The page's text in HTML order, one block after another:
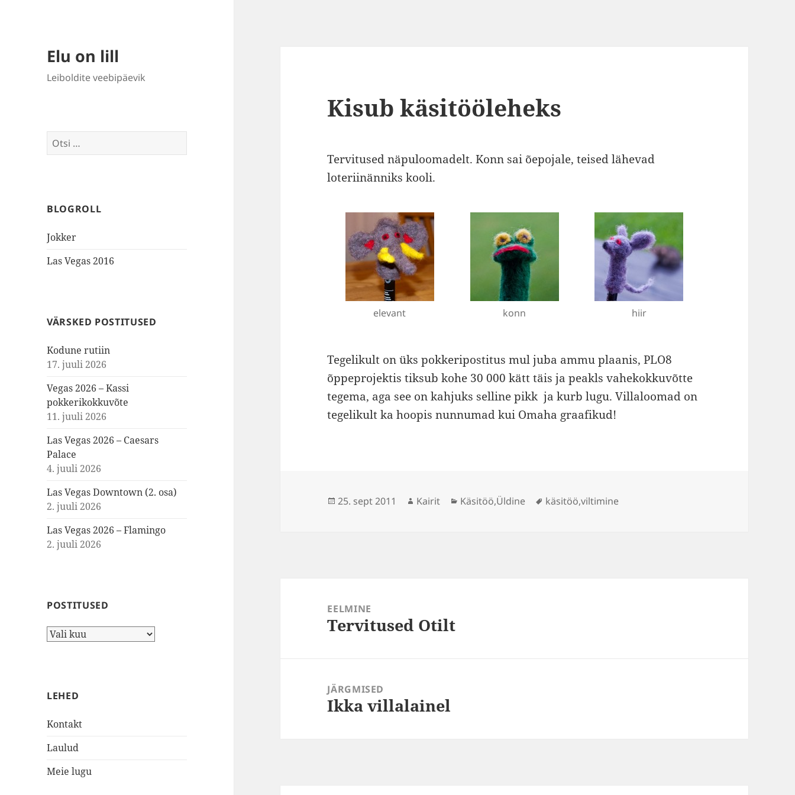
Elu on lill
Leiboldite veebipäevik
Otsi:
BLOGROLL
Jokker
Las Vegas 2016
VÄRSKED POSTITUSED
Kodune rutiin
17. juuli 2026
Vegas 2026 – Kassi
pokkerikokkuvõte
11. juuli 2026
Las Vegas 2026 – Caesars
Palace
4. juuli 2026
Las Vegas Downtown (2. osa)
2. juuli 2026
Las Vegas 2026 – Flamingo
2. juuli 2026
POSTITUSED
Postitused
LEHED
Kontakt
Laulud
Meie lugu
Kisub käsitööleheks
Tervitused näpuloomadelt. Konn sai õepojale, teised lähevad
loteriinänniks kooli.
elevant konn hiir
Tegelikult on üks pokkeripostitus mul juba ammu plaanis, PLO8
õppeprojektis tiksub kohe 30 000 kätt täis ja peakls vahekokkuvõtte
tegema, aga see on kahjuks selline pikk ja kurb lugu. Villaloomad on
tegelikult ka hoopis nunnumad kui Omaha graafikud!
Postitatud
25. sept 2011 Autor
Kairit Rubriigid
Käsitöö,Üldine Sildid
käsitöö,viltimine
EELMINE
Eelmine
Tervitused Otilt
JÄRGMISED
Järgmine
Ikka villalainel